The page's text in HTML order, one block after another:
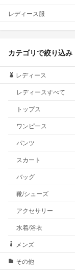
レディース服
カテゴリで絞り込み
レディース
レディースすべて
トップス
ワンピース
パンツ
スカート
バッグ
靴/シューズ
アクセサリー
水着/浴衣
メンズ
その他